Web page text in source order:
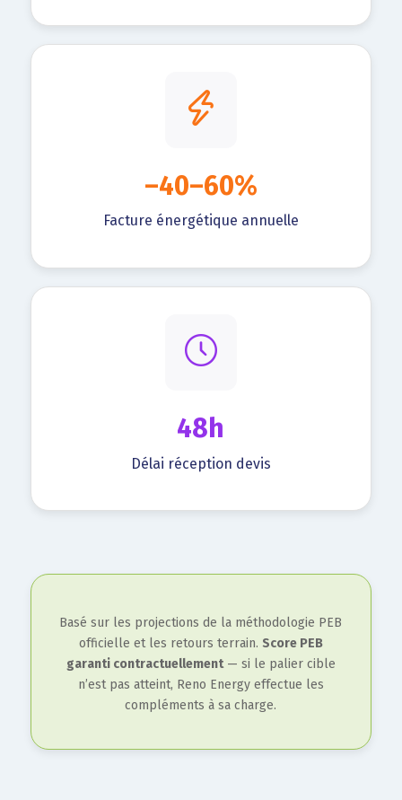
–40–60%
Facture énergétique annuelle
48h
Délai réception devis
Basé sur les projections de la méthodologie PEB
officielle et les retours terrain. Score PEB
garanti contractuellement— si le palier cible
n’est pas atteint, Reno Energy effectue les
compléments à sa charge.